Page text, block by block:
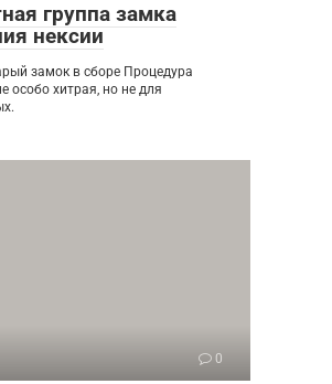
группа замка
нексии
замок в сборе Процедура
особо хитрая, но не для
0